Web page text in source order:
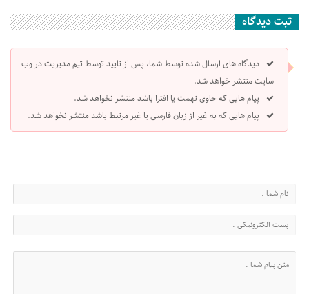
ثبت دیدگاه
دیدگاه های ارسال شده توسط شما، پس از تایید توسط تیم مدیریت در وب
سایت منتشر خواهد شد.
پیام هایی که حاوی تهمت یا افترا باشد منتشر نخواهد شد.
پیام هایی که به غیر از زبان فارسی یا غیر مرتبط باشد منتشر نخواهد شد.